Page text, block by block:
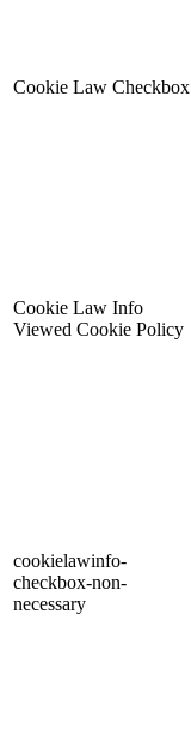
Cookie Law Checkbox
Cookie Law Info
Viewed Cookie Policy
cookielawinfo-
checkbox-non-
necessary